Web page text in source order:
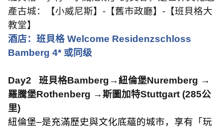
產古城：【小威尼斯】 - 【舊市政廳】 - 【班貝格大
教堂】
酒店：班貝格 Welcome Residenzschloss
Bamberg 4* 或同级
Day2 班貝格Bamberg→紐倫堡Nuremberg →
羅騰堡Rothenberg →斯圖加特Stuttgart (285公
里)
紐倫堡–是充滿歷史與文化底蘊的城市，享有「玩